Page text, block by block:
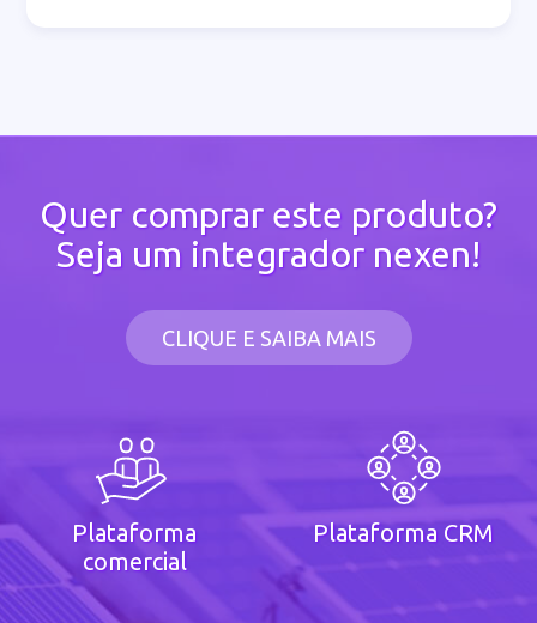
Quer comprar este produto?
Seja um integrador nexen!
CLIQUE E SAIBA MAIS
Plataforma
comercial
Plataforma CRM